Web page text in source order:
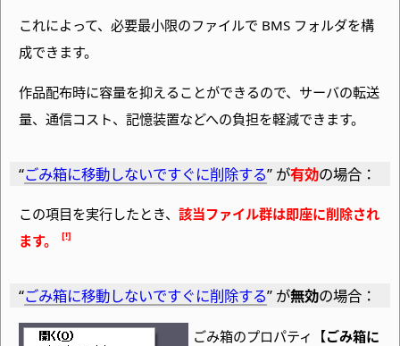
これによって、必要最小限のファイルで BMS フォルダを構
成できます。
作品配布時に容量を抑えることができるので、サーバの転送
量、通信コスト、記憶装置などへの負担を軽減できます。
“ごみ箱に移動しないですぐに削除する” が有効の場合：
この項目を実行したとき、 該当ファイル群は即座に削除され
ます。
“ごみ箱に移動しないですぐに削除する” が無効の場合：
ごみ箱のプロパティ【ごみ箱に